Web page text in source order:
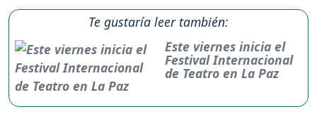
Te gustaría leer también:
Este viernes inicia el
Festival Internacional
de Teatro en La Paz